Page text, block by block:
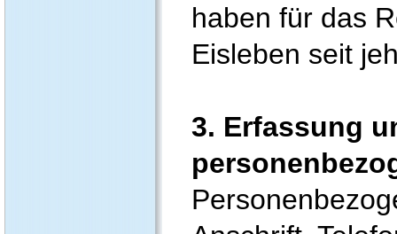
haben für das
Eisleben seit
3. Erfassung